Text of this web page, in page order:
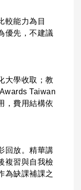
較能力為目
優先，不建議
大學收取；教
Taiwan
，費用結構依
回放。精華講
複習與自我檢
為缺課補課之